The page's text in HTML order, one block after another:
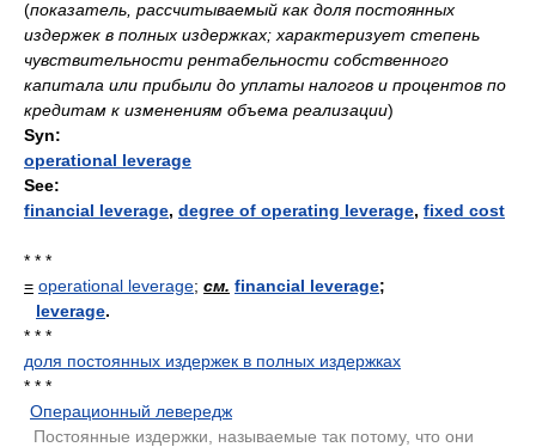
(показатель, рассчитываемый как доля постоянных
издержек в полных издержках; характеризует степень
чувствительности рентабельности собственного
капитала или прибыли до уплаты налогов и процентов по
кредитам к изменениям объема реализации)
Syn:
operational leverage
See:
financial leverage, degree of operating leverage, fixed cost
* * *
= operational leverage; см. financial leverage;
leverage.
* * *
доля постоянных издержек в полных издержках
* * *
Операционный левередж
Постоянные издержки, называемые так потому, что они